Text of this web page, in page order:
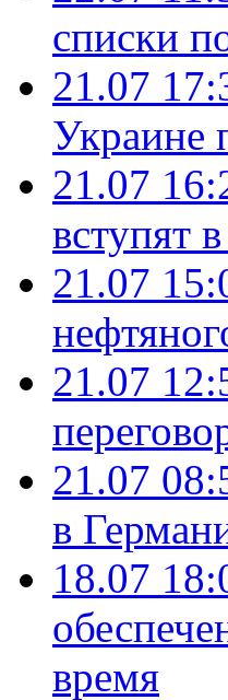
списки
21.07
Украине
21.07
вступят
21.07
21.07
21.07
в
18.07
время